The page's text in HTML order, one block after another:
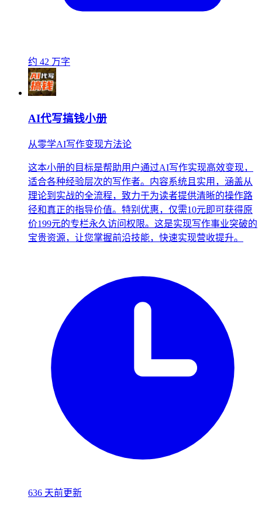
约 42 万字
AI代写搞钱小册
从零学AI写作变现方法论
这本小册的目标是帮助用户通过AI写作实现高效变现，
适合各种经验层次的写作者。内容系统且实用，涵盖从
理论到实战的全流程，致力于为读者提供清晰的操作路
径和真正的指导价值。特别优惠，仅需10元即可获得原
价199元的专栏永久访问权限。这是实现写作事业突破的
宝贵资源，让您掌握前沿技能，快速实现营收提升。
636 天前更新